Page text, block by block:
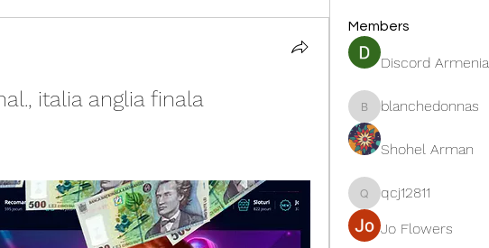
italia anglia finala
Members
Discord Armenia
blanchedonnas
blanchedonnas
Shohel Arman
qcj12811
qcj12811
Jo Flowers